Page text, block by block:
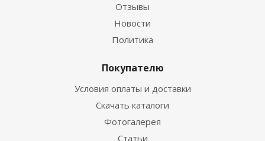
Отзывы
Новости
Политика
Покупателю
Условия оплаты и доставки
Скачать каталоги
Фотогалерея
Статьи